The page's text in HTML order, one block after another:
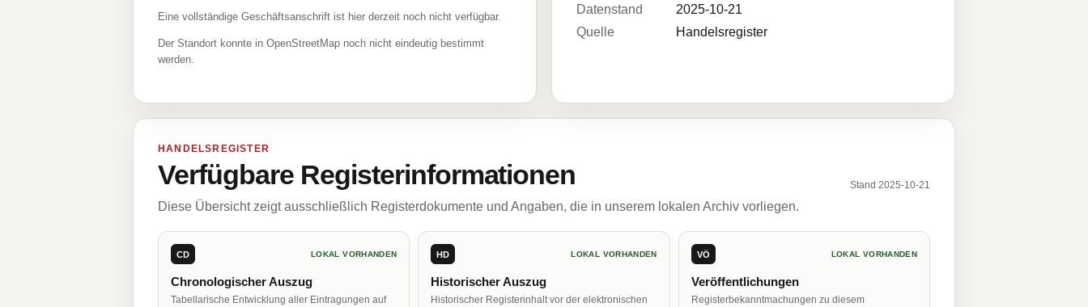
Eine vollständige Geschäftsanschrift ist hier derzeit noch nicht verfügbar.
Der Standort konnte in OpenStreetMap noch nicht eindeutig bestimmt
werden.
Datenstand
2025-10-21
Quelle
Handelsregister
HANDELSREGISTER
Verfügbare Registerinformationen Stand 2025-10-21
Diese Übersicht zeigt ausschließlich Registerdokumente und Angaben, die in unserem lokalen Archiv vorliegen.
CD LOKAL VORHANDEN
Chronologischer Auszug
Tabellarische Entwicklung aller Eintragungen auf
HD LOKAL VORHANDEN
Historischer Auszug
Historischer Registerinhalt vor der elektronischen
VÖ LOKAL VORHANDEN
Veröffentlichungen
Registerbekanntmachungen zu diesem